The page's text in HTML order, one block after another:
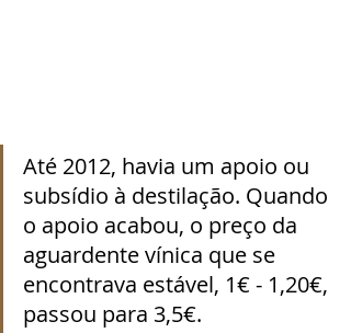
Até 2012, havia um apoio ou
subsídio à destilação. Quando
o apoio acabou, o preço da
aguardente vínica que se
encontrava estável, 1€ - 1,20€,
passou para 3,5€.